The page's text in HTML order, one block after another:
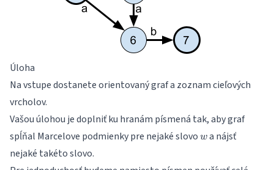
Úloha
Na vstupe dostanete orientovaný graf a zoznam cieľových
vrcholov.
Vašou úlohou je doplniť ku hranám písmená tak, aby graf
spĺňal Marcelove podmienky pre nejaké slovo w
wa nájsť
nejaké takéto slovo.